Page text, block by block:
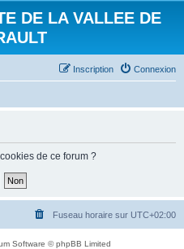
DE LA VALLEE DE
Connexion
Inscription
de ce forum ?
Fuseau horaire sur UTC+02:00
Software © phpBB Limited